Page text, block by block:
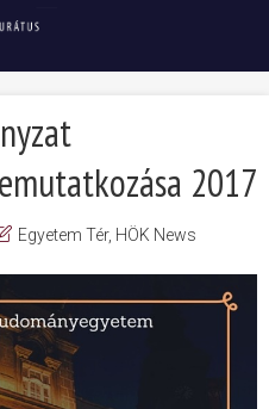
2017
Egyetem Tér, HÖK News